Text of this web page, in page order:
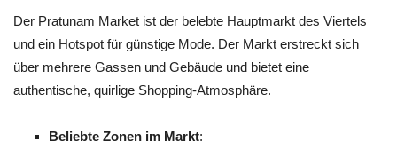
Der Pratunam Market ist der belebte Hauptmarkt des Viertels
und ein Hotspot für günstige Mode. Der Markt erstreckt sich
über mehrere Gassen und Gebäude und bietet eine
authentische, quirlige Shopping-Atmosphäre.
Beliebte Zonen im Markt: